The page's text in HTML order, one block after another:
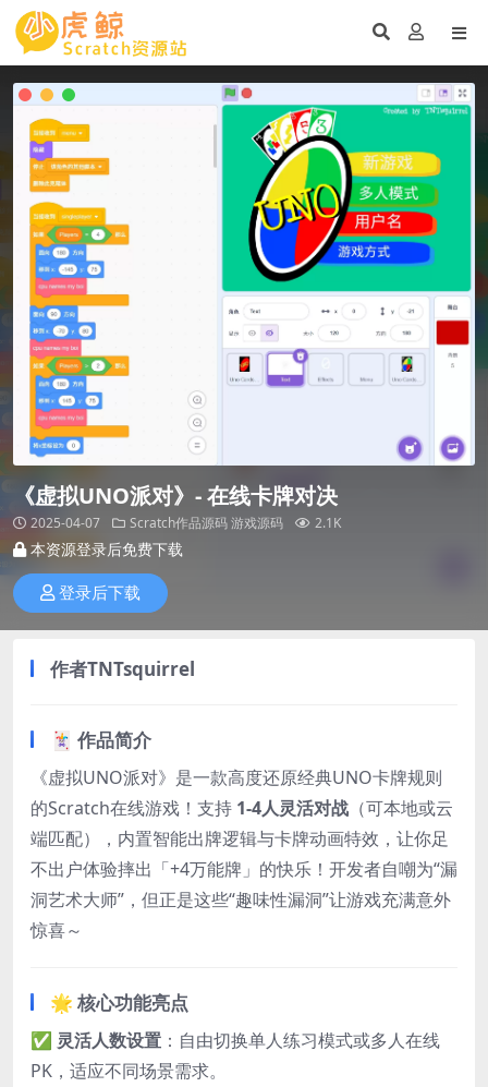
《虚拟UNO派对》- 在线卡牌对决
2025-04-07 Scratch作品源码游戏源码 2.1K
本资源登录后免费下载
登录后下载
作者TNTsquirrel
🃏 作品简介
《虚拟UNO派对》是一款高度还原经典UNO卡牌规则
的Scratch在线游戏！支持 ​ 1-4人灵活对战 ​（可本地或云
端匹配），内置智能出牌逻辑与卡牌动画特效，让你足
不出户体验摔出「+4万能牌」的快乐！开发者自嘲为“漏
洞艺术大师”，但正是这些“趣味性漏洞”让游戏充满意外
惊喜～
🌟 核心功能亮点
✅ ​ 灵活人数设置 ：自由切换单人练习模式或多人在线
PK，适应不同场景需求。